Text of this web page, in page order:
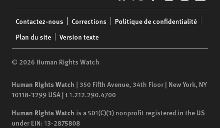
menu
Contactez-nous Corrections
Politique de confidentialité
Plan du site
Version texte
© 2026 Human Rights Watch
Human Rights Watch | 350 Fifth Avenue, 34th Floor | New York, NY
10118-3299 USA | t1.212.290.4700
Human Rights Watch is a 501(C)(3) nonprofit registered in the US
under EIN: 13-2875808